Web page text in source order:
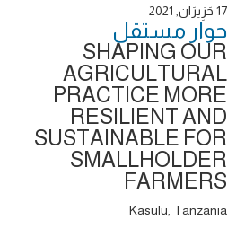
17 حَزِيرَان, 2021
حوار ‎مستقل
SHAPING OUR
AGRICULTURAL
PRACTICE MORE
RESILIENT AND
SUSTAINABLE FOR
SMALLHOLDER
FARMERS
Kasulu, Tanzania